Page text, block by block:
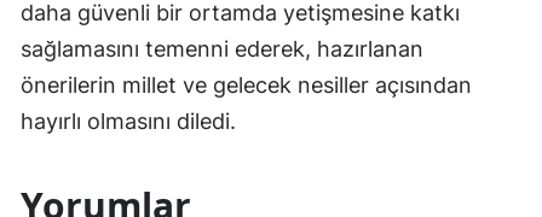
daha güvenli bir ortamda yetişmesine katkı
sağlamasını temenni ederek, hazırlanan
önerilerin millet ve gelecek nesiller açısından
hayırlı olmasını diledi.
Yorumlar